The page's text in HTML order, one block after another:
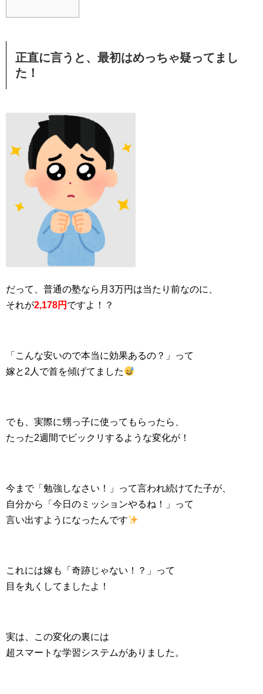
正直に言うと、最初はめっちゃ疑ってまし
た！
だって、普通の塾なら月3万円は当たり前なのに、
それが2,178円 ですよ！？
「こんな安いので本当に効果あるの？」って
嫁と2人で首を傾げてました
でも、実際に甥っ子に使ってもらったら、
たった2週間でビックリするような変化が！
今まで「勉強しなさい！」って言われ続けてた子が、
自分から「今日のミッションやるね！」って
言い出すようになったんです
これには嫁も「奇跡じゃない！？」って
目を丸くしてましたよ！
実は、この変化の裏には
超スマートな学習システムがありました。